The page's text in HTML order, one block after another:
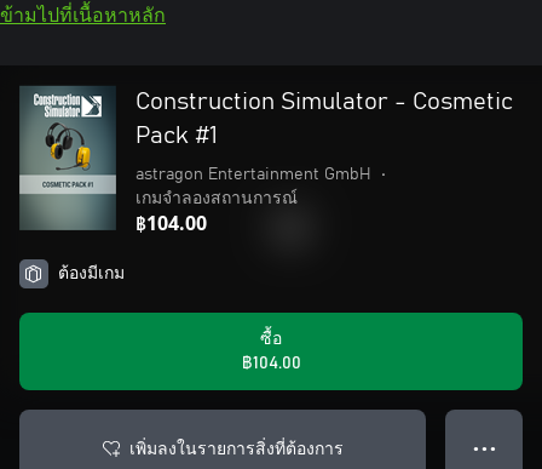
ข้ามไปที่เนื้อหาหลัก
Construction Simulator - Cosmetic
Pack #1
astragon Entertainment GmbH
•
เกมจำลองสถานการณ์
฿104.00
ต้องมีเกม
ซื้อ
฿104.00
เพิ่มลงในรายการสิ่งที่ต้องการ ● ● ●